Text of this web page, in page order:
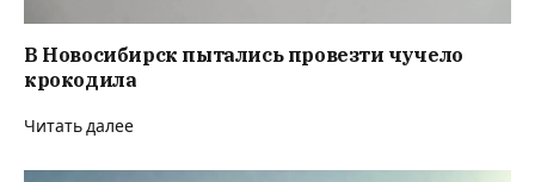
В Новосибирск пытались провезти чучело
крокодила
Читать далее